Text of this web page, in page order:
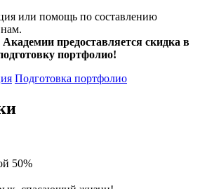
или помощь по составлению
предоставляется скидка в
портфолио!
Подготовка портфолио
50%